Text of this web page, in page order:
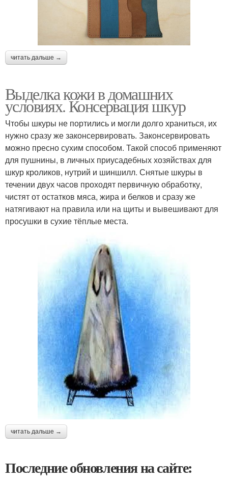
читать дальше →
Выделка кожи в домашних
условиях. Консервация шкур
Чтобы шкуры не портились и могли долго храниться, их
нужно сразу же законсервировать. Законсервировать
можно пресно сухим способом. Такой способ применяют
для пушнины, в личных приусадебных хозяйствах для
шкур кроликов, нутрий и шиншилл. Снятые шкуры в
течении двух часов проходят первичную обработку,
чистят от остатков мяса, жира и белков и сразу же
натягивают на правила или на щиты и вывешивают для
просушки в сухие тёплые места.
читать дальше →
Последние обновления на сайте: